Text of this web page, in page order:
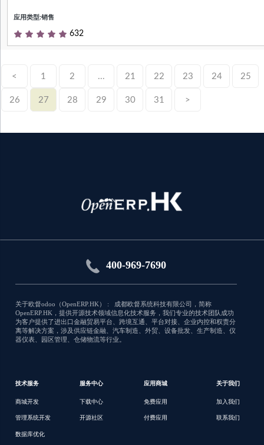
应用类型:销售
632
onchange in Python code
3773
< 1 2 ... 21 22 23 24 25
26 27 28 29 30 31 >
400-969-7690
关于欧督odoo（OpenERP.HK） : 成都欧督系统科技有限公司，简称
OpenERP.HK，提供开源技术领域信息化技术服务，我们专业的技术团队成功
为客户提供了进出口金融贸易平台、跨境互通、平台对接、企业内控和权责分
离等解决方案，涉及供应链金融、汽车制造、外贸、设备批发、生产制造、仪
器仪表、园区管理、仓储物流等行业。
技术服务
商城开发
管理系统开发
数据库优化
服务中心
下载中心
开源社区
应用商城
免费应用
付费应用
关于我们
加入我们
联系我们